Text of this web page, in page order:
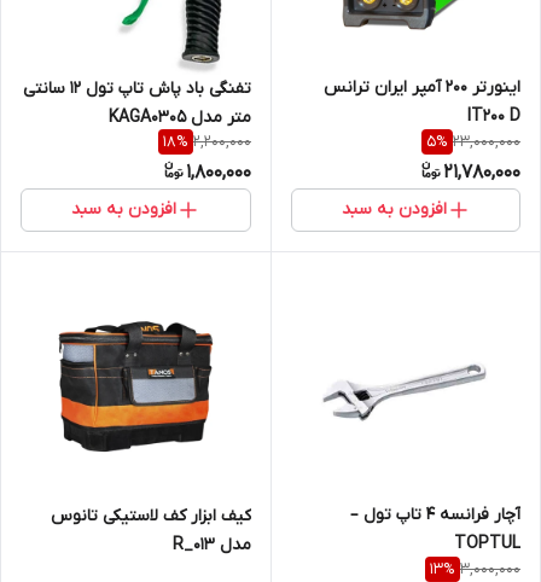
اینورتر 200 آمپر ایران ترانس
IT200 D
23,000,000
5%
21,780,000
افزودن به سبد
تفنگی باد پاش تاپ تول 12 سانتی
متر مدل KAGA0305
2,200,000
18%
1,800,000
افزودن به سبد
آچار فرانسه 4 تاپ تول –
TOPTUL
3,000,000
13%
کیف ابزار کف لاستیکی تانوس
مدل 013_R